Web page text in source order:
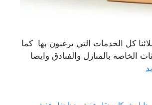
كل الخدمات التي يرغبون بها كما
الخاصة بالمنازل والفنادق وايضا